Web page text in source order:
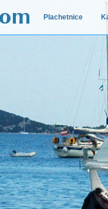
Plachetnice